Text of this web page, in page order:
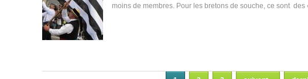
moins de membres. Pour les bretons de souche, ce sont des